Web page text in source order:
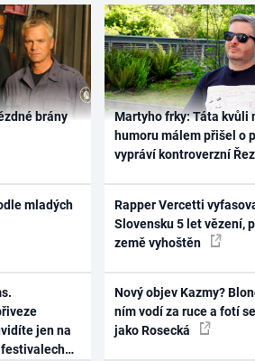
brány
mladých
jen na
Martyho frky: Táta kvůli
humoru málem přišel o
vypráví kontroverzní
Rapper Vercetti
Slovensku 5 let vězení,
země vyhoštěn
Nový objev Kazmy?
ním vodí za ruce a fotí
jako Rosecká